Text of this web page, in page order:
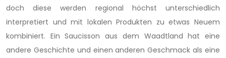
doch diese werden regional höchst unterschiedlich
interpretiert und mit lokalen Produkten zu etwas Neuem
kombiniert. Ein Saucisson aus dem Waadtland hat eine
andere Geschichte und einen anderen Geschmack als eine